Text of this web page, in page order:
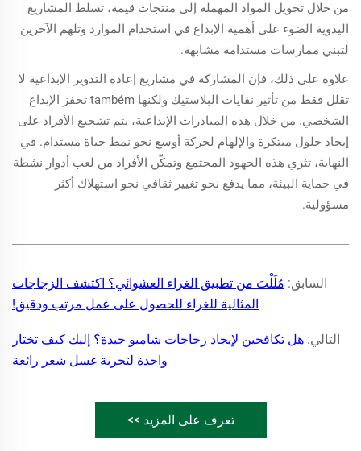
من خلال تحويل المواد المهملة إلى منتجات قيمة، تسلط المشاريع
اليدوية الضوء على أهمية الإبداع في استخدام الموارد وتلهم الآخرين
لتبني ممارسات مستدامة مشابهة.
علاوة على ذلك، فإن المشاركة في مشاريع إعادة التدوير الإبداعية لا
تقلل فقط من تأثير نفايات البلاستيك ولكنها também تحفز الإبداع
الشخصي. من خلال هذه المبادرات الإبداعية، يتم تشجيع الأفراد على
إيجاد حلول مبتكرة والإلهام لحركة أوسع نحو نمط حياة مستدام. في
النهاية، تثري هذه الجهود المجتمع وتمكّن الأفراد من لعب أدوار نشطة
في حماية البيئة، مما يدفع نحو تغيير ثقافي نحو استهلاك أكثر
مسؤولية.
السابق: مُلَلْتَ من تطبيق الغراء العشوائي؟ اكتشف الزجاجات
المثالية للغراء للحصول على عمل مرتب ودقيق!
التالي: هل تكافحين لإيجاد زجاجات شامبو جيدة؟ إليك كيف تختار
واحدة لتجربة غسل شعر رائعة
تعرف على المزيد >>